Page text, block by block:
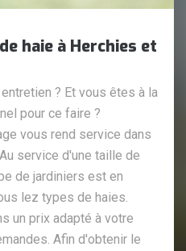
haie à Herchies et
? Et vous êtes à la
pour ce faire ?
vous rend service dans
service d'une taille de
de jardiniers est en
lez types de haies.
un prix adapté à votre
Afin d'obtenir le